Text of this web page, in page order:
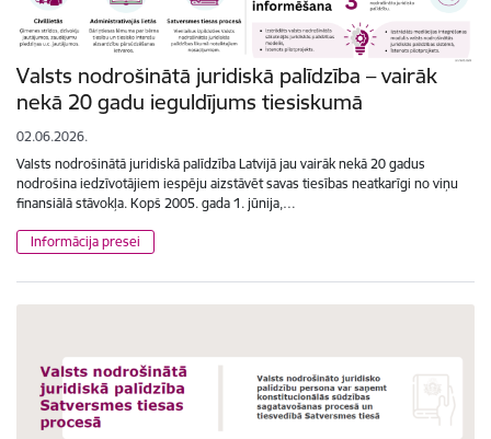
Valsts nodrošinātā juridiskā palīdzība – vairāk
nekā 20 gadu ieguldījums tiesiskumā
02.06.2026.
Valsts nodrošinātā juridiskā palīdzība Latvijā jau vairāk nekā 20 gadus
nodrošina iedzīvotājiem iespēju aizstāvēt savas tiesības neatkarīgi no viņu
finansiālā stāvokļa. Kopš 2005. gada 1. jūnija,…
Informācija presei